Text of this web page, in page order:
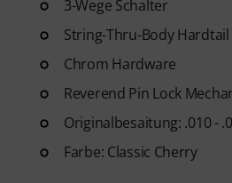
3-Wege Schalter
String-Thru-Body
Chrom Hardware
Reverend Pin Lock
Originalbesaitung: .010 -
Farbe: Classic Cherry